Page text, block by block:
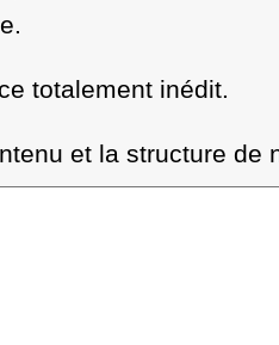
totalement inédit.
et la structure de